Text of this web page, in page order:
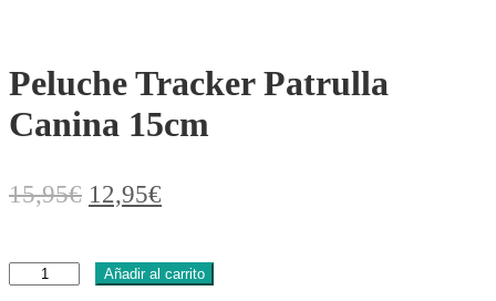
Peluche Tracker Patrulla
Canina 15cm
15,95€ El
era:
12,95€El
es:
Peluche
Tracker
Añadir al carrito